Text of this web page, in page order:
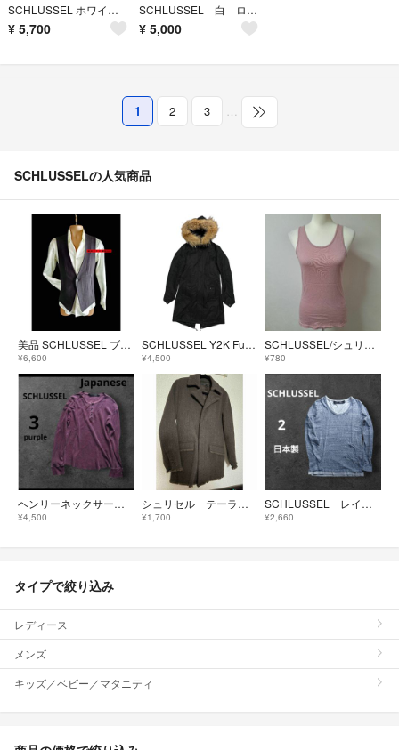
SCHLUSSEL ホワイト 長袖シャツ シュリセル 白色 2 シンプル
¥ 5,700
SCHLUSSEL 白 ロンT カットソー Vネック y2k 英字 平成
¥ 5,000
1 2 3
SCHLUSSELの人気商品
美品 SCHLUSSEL ブラック ベスト 黒 2 シュリセル ジレ スーツ M
¥6,600
SCHLUSSEL Y2K Fur Hood Military Parka 3
¥4,500
SCHLUSSEL/シュリセル カップ無 タンクトップ【L】
¥780
ヘンリーネックサーマル パープル 紫 3 ロック Japanese 日本ブランド
¥4,500
シュリセル テーラードジャケット
¥1,700
SCHLUSSEL レイヤード カットソー ロンT 胸ロゴ 2 平成 y2k
¥2,660
タイプで絞り込み
レディース
メンズ
キッズ／ベビー／マタニティ